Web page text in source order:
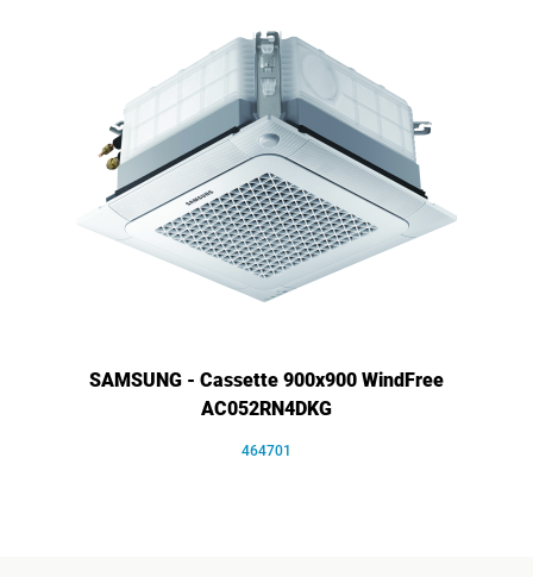
SAMSUNG - Cassette 900x900 WindFree
AC052RN4DKG
464701